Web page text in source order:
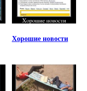
Хорошие новости